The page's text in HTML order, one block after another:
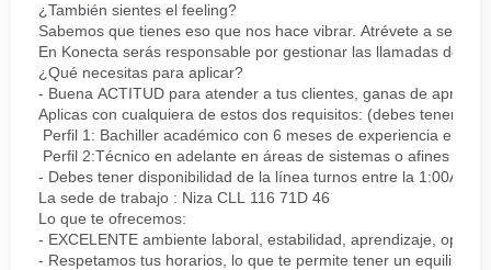
¿También sientes el feeling?
Sabemos que tienes eso que nos hace vibrar. Atrévete a ser
En Konecta serás responsable por gestionar las llamadas de
¿Qué necesitas para aplicar?
- Buena ACTITUD para atender a tus clientes, ganas de
Aplicas con cualquiera de estos dos requisitos: (debes tener
Perfil 1: Bachiller académico con 6 meses de experiencia en
Perfil 2:Técnico en adelante en áreas de sistemas o afines
- Debes tener disponibilidad de la línea turnos entre la 1:00AM
La sede de trabajo : Niza CLL 116 71D 46
Lo que te ofrecemos:
- EXCELENTE ambiente laboral, estabilidad, aprendizaje,
- Respetamos tus horarios, lo que te permite tener un equilibrio